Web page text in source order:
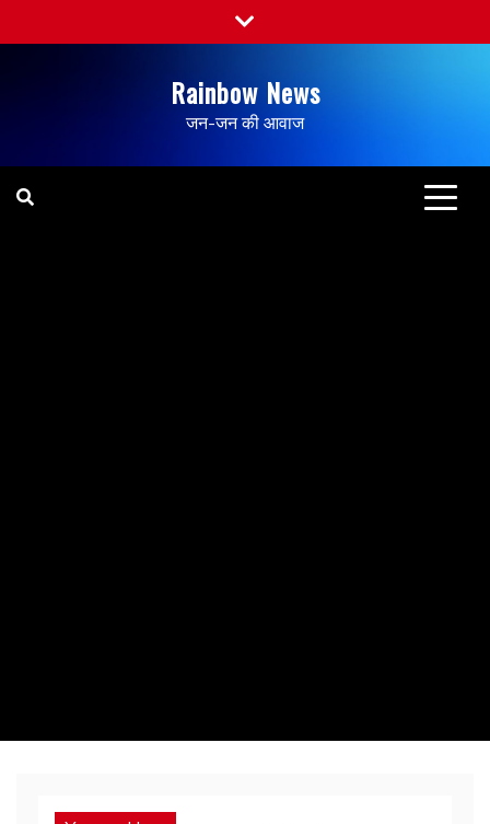
Rainbow News
जन-जन की आवाज